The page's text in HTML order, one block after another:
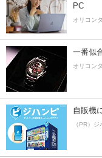
PC
オリコン
一番似
オリコン
自販機
（PR）